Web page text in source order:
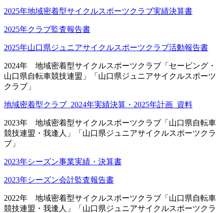
2025年地域密着型サイクルスポーツクラブ実績決算書
2025年クラブ監査報告書
2025年山口県ジュニアサイクルスポーツクラブ活動報告書
2024年 地域密着型サイクルスポーツクラブ「セービング・
山口県自転車競技連盟」「山口県ジュニアサイクルスポーツ
クラブ」
地域密着型クラブ_2024年実績決算・2025年計画_資料
2023年 地域密着型サイクルスポーツクラブ「山口県自転車
競技連盟・我逢人」「山口県ジュニアサイクルスポーツクラ
ブ」
2023年シーズン事業実績・決算書
2023年シーズン会計監査報告書
2022年 地域密着型サイクルスポーツクラブ「山口県自転車
競技連盟・我逢人」「山口県ジュニアサイクルスポーツクラ